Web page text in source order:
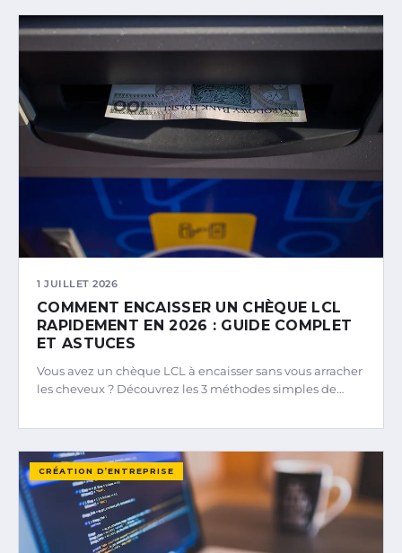
1 JUILLET 2026
COMMENT ENCAISSER UN CHÈQUE LCL
RAPIDEMENT EN 2026 : GUIDE COMPLET
ET ASTUCES
Vous avez un chèque LCL à encaisser sans vous arracher
les cheveux ? Découvrez les 3 méthodes simples de…
CRÉATION D’ENTREPRISE